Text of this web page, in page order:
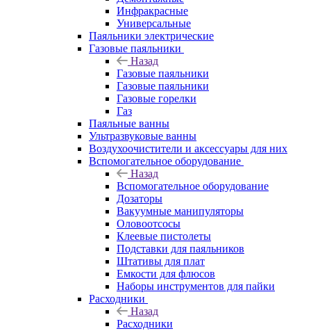
Инфракрасные
Универсальные
Паяльники электрические
Газовые паяльники
Назад
Газовые паяльники
Газовые паяльники
Газовые горелки
Газ
Паяльные ванны
Ультразвуковые ванны
Воздухоочистители и аксессуары для них
Вспомогательное оборудование
Назад
Вспомогательное оборудование
Дозаторы
Вакуумные манипуляторы
Оловоотсосы
Клеевые пистолеты
Подставки для паяльников
Штативы для плат
Емкости для флюсов
Наборы инструментов для пайки
Расходники
Назад
Расходники